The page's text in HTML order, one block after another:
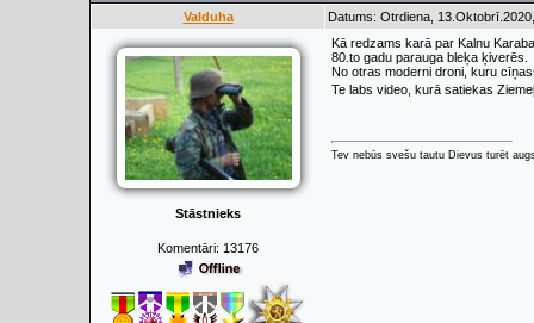
Valduha Datums: Otrdiena,
Stāstnieks
Komentāri: 13176
Kā redzams karā par Kalnu
80.to gadu parauga bleķa ķiverēs.
No otras moderni droni, kuru
Te labs video, kurā satiekas
Tev nebūs svešu tautu Dievus turēt